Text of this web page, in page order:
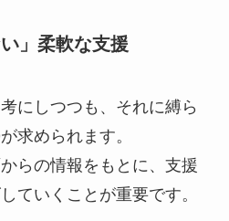
」柔軟な支援
にしつつも、それに縛ら
求められます。
らの情報をもとに、支援
ていくことが重要です。